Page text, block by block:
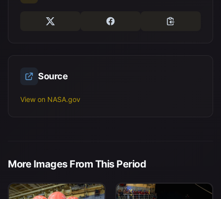
Source
View on NASA.gov
More Images From This Period